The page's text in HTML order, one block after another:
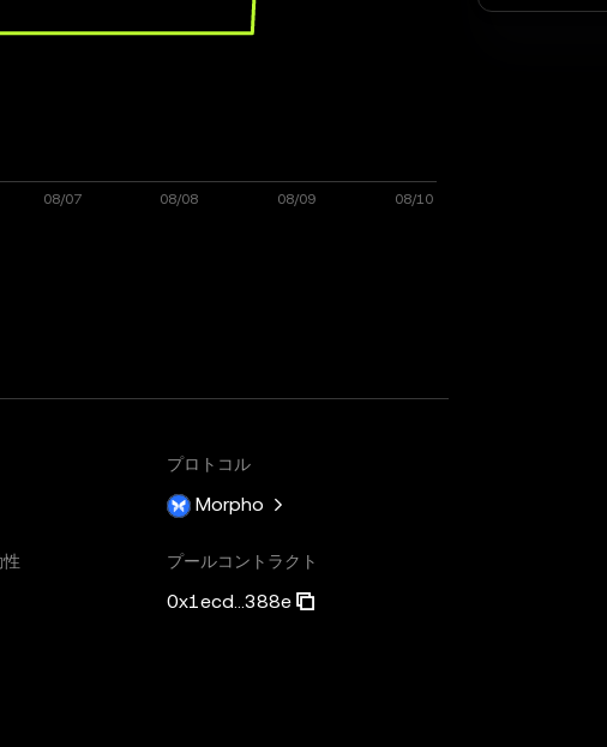
プロトコル
Morpho
プールコントラクト
0x1ecd...388e